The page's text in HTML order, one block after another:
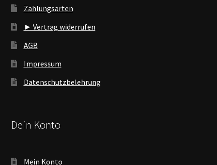
Zahlungsarten
► Vertrag widerrufen
AGB
Impressum
Datenschutzbelehrung
Dein Konto
Mein Konto